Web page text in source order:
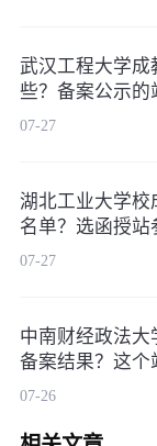
武汉工程大学成
些？备案公示的
07-27
湖北工业大学校
名单？选函授站
07-27
中南财经政法大
备案结果？这个
07-26